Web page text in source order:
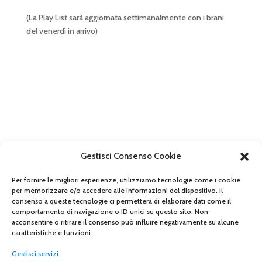
Gestisci Consenso Cookie
Per fornire le migliori esperienze, utilizziamo tecnologie come i cookie
per memorizzare e/o accedere alle informazioni del dispositivo. Il
consenso a queste tecnologie ci permetterà di elaborare dati come il
comportamento di navigazione o ID unici su questo sito. Non
acconsentire o ritirare il consenso può influire negativamente su alcune
caratteristiche e funzioni.
Gestisci servizi
(La Play List sarà aggiornata settimanalmente con i brani
del venerdì in arrivo)